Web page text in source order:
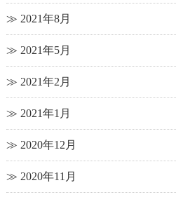
2021年8月
2021年5月
2021年2月
2021年1月
2020年12月
2020年11月